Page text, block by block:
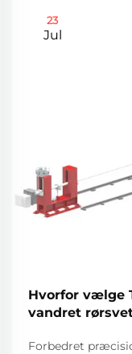
23
Jul
Hvorfor vælge
vandret
Forbedret